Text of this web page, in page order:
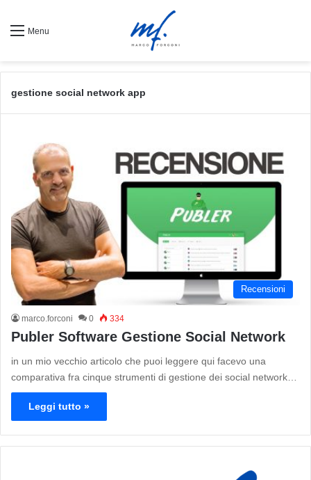
Menu
gestione social network app
Recensioni
marco.forconi 0 334
Publer Software Gestione Social Network
in un mio vecchio articolo che puoi leggere qui facevo una
comparativa fra cinque strumenti di gestione dei social network…
Leggi tutto »